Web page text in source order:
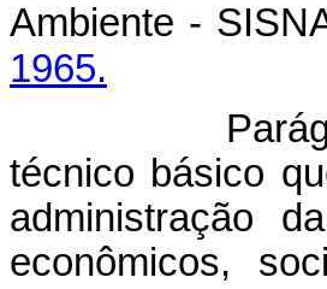
Ambiente -
1965.
técnico básico
administração
econômicos,